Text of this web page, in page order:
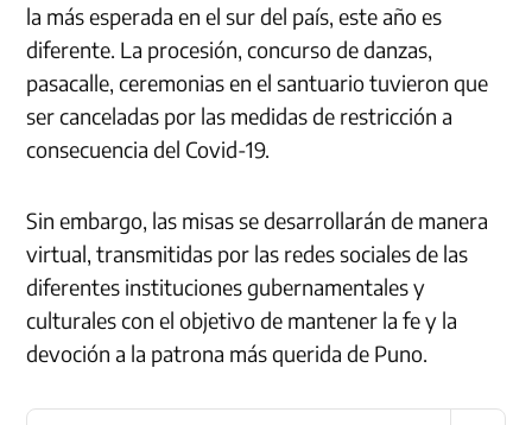
la más esperada en el sur del país, este año es
diferente. La procesión, concurso de danzas,
pasacalle, ceremonias en el santuario tuvieron que
ser canceladas por las medidas de restricción a
consecuencia del Covid-19.
Sin embargo, las misas se desarrollarán de manera
virtual, transmitidas por las redes sociales de las
diferentes instituciones gubernamentales y
culturales con el objetivo de mantener la fe y la
devoción a la patrona más querida de Puno.